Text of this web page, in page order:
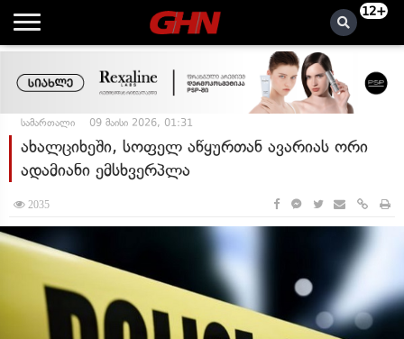
12+
სამართალი 09 მაისი 2026, 01:31
ახალციხეში, სოფელ აწყურთან ავარიას ორი
ადამიანი ემსხვერპლა
2035